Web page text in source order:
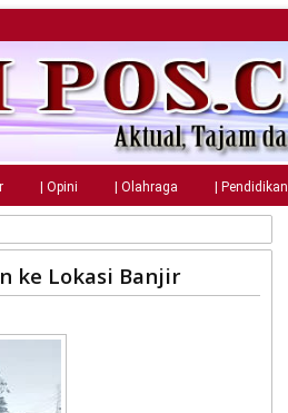
| Opini | Olahraga | Pendidikan
ke Lokasi Banjir